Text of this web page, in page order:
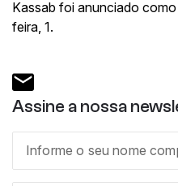
Kassab foi anunciado
feira, 1.
Assine a nossa